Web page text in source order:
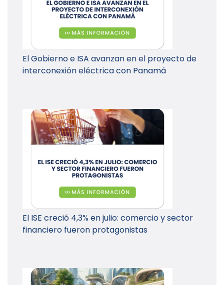
El Gobierno e ISA avanzan en el proyecto de
interconexión eléctrica con Panamá
El ISE creció 4,3% en julio: comercio y sector
financiero fueron protagonistas